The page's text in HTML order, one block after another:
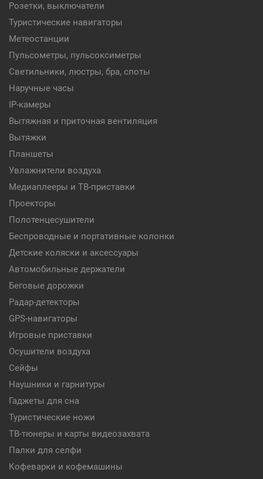
Розетки, выключатели
Туристические навигаторы
Метеостанции
Пульсометры, пульсоксиметры
Светильники, люстры, бра, споты
Наручные часы
IP-камеры
Вытяжная и приточная вентиляция
Вытяжки
Планшеты
Увлажнители воздуха
Медиаплееры и ТВ-приставки
Проекторы
Полотенцесушители
Беспроводные и портативные колонки
Детские коляски и аксессуары
Автомобильные держатели
Беговые дорожки
Радар-детекторы
GPS-навигаторы
Игровые приставки
Осушители воздуха
Сейфы
Наушники и гарнитуры
Гаджеты для сна
Туристические ножи
ТВ-тюнеры и карты видеозахвата
Палки для селфи
Кофеварки и кофемашины